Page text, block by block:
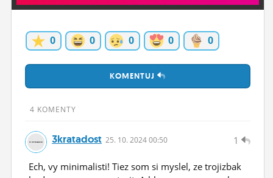
ĽUDIA
MÔJ PROFIL
NASTAVENIA
ROLETA
0 0 0 0 0
KOMENTUJ
4 KOMENTY
1
3kratadost 25. 10. 2024 00:50
Ech, vy minimalisti! Tiez som si myslel, ze trojizbak